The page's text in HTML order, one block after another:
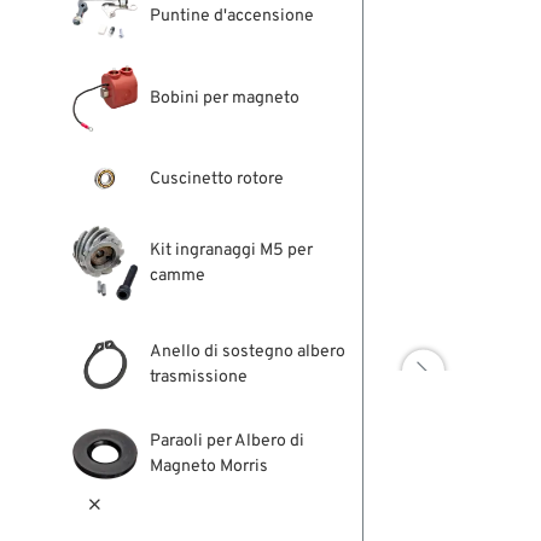
Puntine d'accensione
Bobini per magneto
Cuscinetto rotore
Kit ingranaggi M5 per
camme
Anello di sostegno albero
trasmissione
Paraoli per Albero di
Magneto Morris

